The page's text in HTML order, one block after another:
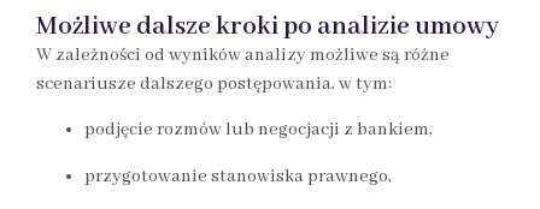
Możliwe dalsze kroki po analizie umowy
W zależności od wyników analizy możliwe są różne
scenariusze dalszego postępowania, w tym:
podjęcie rozmów lub negocjacji z bankiem,
przygotowanie stanowiska prawnego,